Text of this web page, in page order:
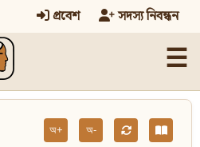
প্রবেশ সদস্য নিবন্ধন
☰
অ+ অ-